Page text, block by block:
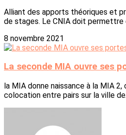
Alliant des apports théoriques et
de stages. Le CNIA doit permettre
8 novembre 2021
La seconde MIA ouvre ses
la MIA donne naissance à la MIA
colocation entre pairs sur la ville